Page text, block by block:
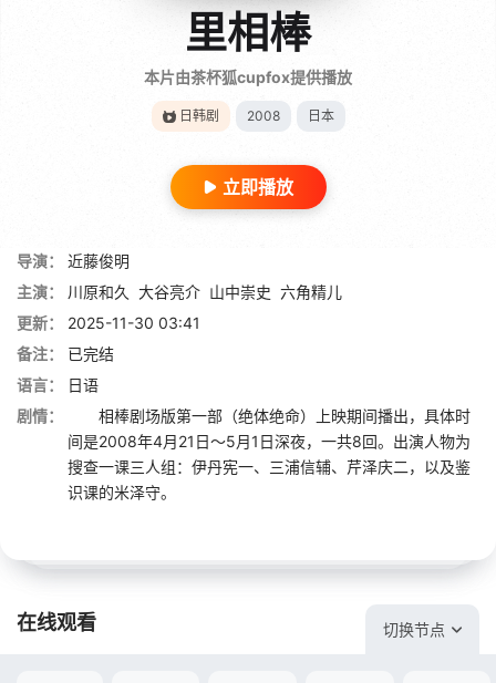
里相棒
本片由茶杯狐cupfox提供播放
日韩剧 2008 日本
立即播放
导演：
近藤俊明
主演：
川原和久 大谷亮介 山中崇史 六角精儿
更新：
2025-11-30 03:41
备注：
已完结
语言：
日语
剧情：
相棒剧场版第一部（绝体绝命）上映期间播出，具体时
间是2008年4月21日～5月1日深夜，一共8回。出演人物为
搜查一课三人组：伊丹宪一、三浦信辅、芹泽庆二，以及鉴
识课的米泽守。
在线观看 切换节点